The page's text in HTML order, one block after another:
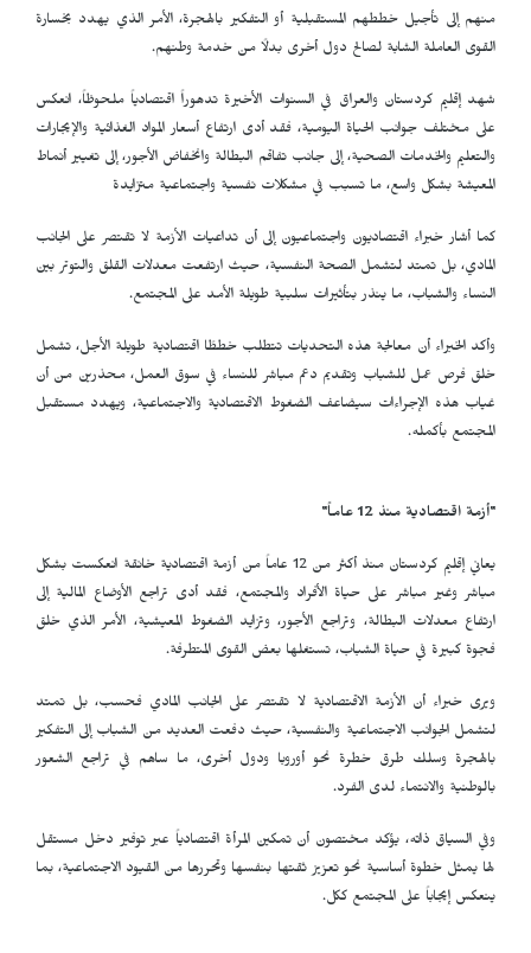
منهم إلى تأجيل خططهم المستقبلية أو التفكير بالهجرة، الأمر الذي يهدد بخسارة
القوى العاملة الشابة لصالح دول أخرى بدلًا من خدمة وطنهم.
شهد إقليم كردستان والعراق في السنوات الأخيرة تدهوراً اقتصادياً ملحوظاً، انعكس
على مختلف جوانب الحياة اليومية، فقد أدى ارتفاع أسعار المواد الغذائية والإيجارات
والتعليم والخدمات الصحية، إلى جانب تفاقم البطالة وانخفاض الأجور، إلى تغيير أنماط
المعيشة بشكل واسع، ما تسبب في مشكلات نفسية واجتماعية متزايدة
كما أشار خبراء اقتصاديون واجتماعيون إلى أن تداعيات الأزمة لا تقتصر على الجانب
المادي، بل تمتد لتشمل الصحة النفسية، حيث ارتفعت معدلات القلق والتوتر بين
النساء والشباب، ما ينذر بتأثيرات سلبية طويلة الأمد على المجتمع.
وأكد الخبراء أن معالجة هذه التحديات تتطلب خططًا اقتصادية طويلة الأجل، تشمل
خلق فرص عمل للشباب وتقديم دعم مباشر للنساء في سوق العمل، محذرين من أن
غياب هذه الإجراءات سيضاعف الضغوط الاقتصادية والاجتماعية، ويهدد مستقبل
المجتمع بأكمله.
"أزمة اقتصادية منذ 12 عاماً"
يعاني إقليم كردستان منذ أكثر من 12 عاماً من أزمة اقتصادية خانقة انعكست بشكل
مباشر وغير مباشر على حياة الأفراد والمجتمع، فقد أدى تراجع الأوضاع المالية إلى
ارتفاع معدلات البطالة، وتراجع الأجور، وتزايد الضغوط المعيشية، الأمر الذي خلق
فجوة كبيرة في حياة الشباب، تستغلها بعض القوى المتطرفة.
ويرى خبراء أن الأزمة الاقتصادية لا تقتصر على الجانب المادي فحسب، بل تمتد
لتشمل الجوانب الاجتماعية والنفسية، حيث دفعت العديد من الشباب إلى التفكير
بالهجرة وسلك طرق خطرة نحو أوروبا ودول أخرى، ما ساهم في تراجع الشعور
بالوطنية والانتماء لدى الفرد.
وفي السياق ذاته، يؤكد مختصون أن تمكين المرأة اقتصادياً عبر توفير دخل مستقل
لها يمثل خطوة أساسية نحو تعزيز ثقتها بنفسها وتحررها من القيود الاجتماعية، بما
ينعكس إيجاباً على المجتمع ككل.